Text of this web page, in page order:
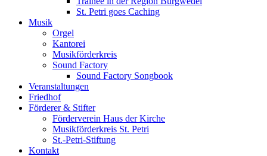
St. Petri goes Caching
Musik
Orgel
Kantorei
Musikförderkreis
Sound Factory
Sound Factory Songbook
Veranstaltungen
Friedhof
Förderer & Stifter
Förderverein Haus der Kirche
Musikförderkreis St. Petri
St.-Petri-Stiftung
Kontakt